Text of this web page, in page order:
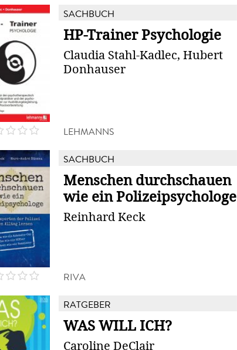
SACHBUCH
HP-Trainer Psychologie
Claudia Stahl-Kadlec, Hubert
Donhauser
LEHMANNS
SACHBUCH
Menschen durchschauen
wie ein Polizeipsychologe
Reinhard Keck
RIVA
RATGEBER
WAS WILL ICH?
Caroline DeClair